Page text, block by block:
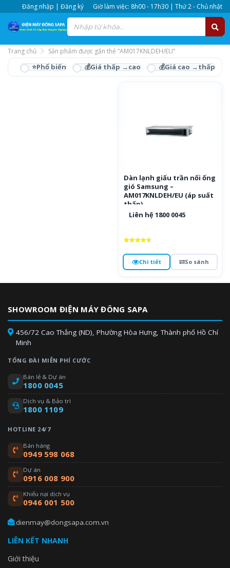
Đăng nhập | Đăng ký Giờ làm việc: 8h00 - 17h30 | Thứ 2 - Chủ nhật
Trang chủ Sản phẩm được gắn thẻ “AM017KNLDEH/EU”
AM017KNLDEH/EU
Dàn lạnh giấu trần nối ống
gió Samsung –
AM017KNLDEH/EU (áp suất
thấp)
Liên hệ 1800 0045
5 saoChi tiết So sánh
SHOWROOM ĐIỆN MÁY ĐÔNG SAPA
456/72 Cao Thắng (ND), Phường Hòa Hưng, Thành phố Hồ Chí
Minh
TỔNG ĐÀI MIỄN PHÍ CƯỚC
Bán lẻ & Dự án
1800 0045
Dịch vụ & Bảo trì
1800 1109
HOTLINE 24/7
Bán hàng
0949 598 068
Dự án
0916 008 900
Khiếu nại dịch vụ
0946 001 500
dienmay@dongsapa.com.vn
LIÊN KẾT NHANH
Giới thiệu